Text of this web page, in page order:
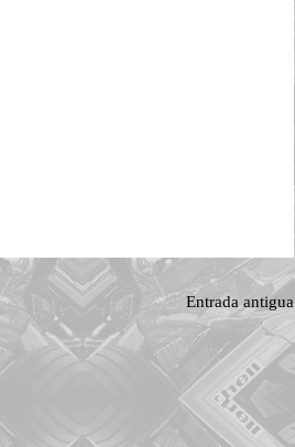
Entrada antigua